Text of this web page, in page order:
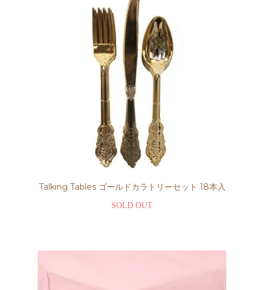
Talking Tables ゴールドカラトリーセット 18本入
SOLD OUT